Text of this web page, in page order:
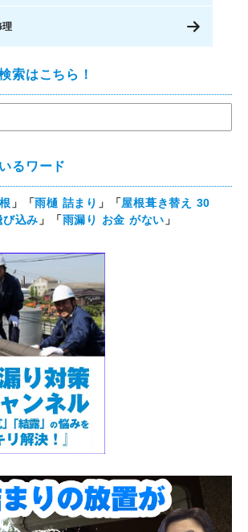
理
索はこちら！
るワード
」「雨樋 詰まり 」「屋根葺き替え 30
込み 」「雨漏り お金 がない 」